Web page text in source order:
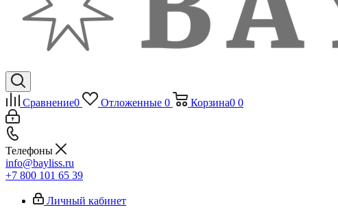
Сравнение0 Отложенные 0 Корзина0 0
Телефоны
info@bayliss.ru
+7 800 101 65 39
Личный кабинет